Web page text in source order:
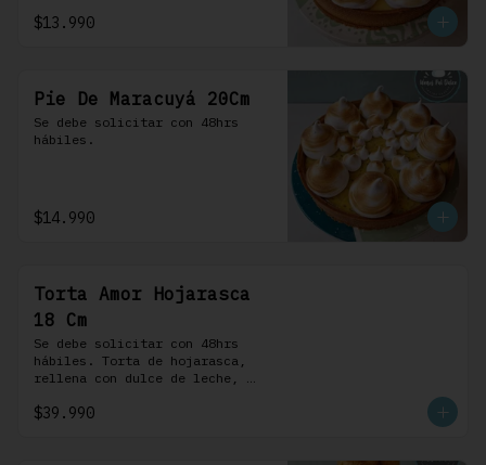
$13.990
Pie De Maracuyá 20Cm
Se debe solicitar con 48hrs
hábiles.
$14.990
Torta Amor Hojarasca
18 Cm
Se debe solicitar con 48hrs
hábiles. Torta de hojarasca,
rellena con dulce de leche,
frambuesas, frambuesas frescas
$39.990